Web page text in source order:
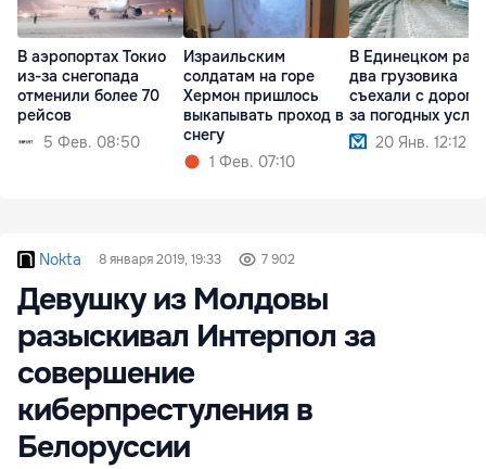
В аэропортах Токио
из-за снегопада
отменили более 70
рейсов
5 Фев. 08:50
Израильским
солдатам на горе
Хермон пришлось
выкапывать проход в
снегу
1 Фев. 07:10
В Единецком
два грузовика
съехали с дороги
за погодных
20 Янв. 12:12
Nokta 8 января 2019, 19:33 7 902
Девушку из Молдовы
разыскивал Интерпол за
совершение
киберпрестуления в
Белоруссии